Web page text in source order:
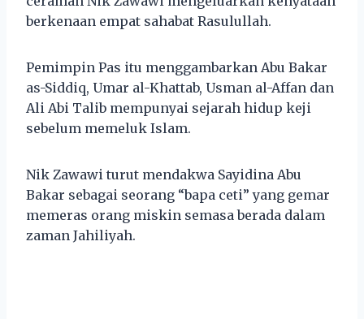
berkenaan empat sahabat Rasulullah.
Pemimpin Pas itu menggambarkan Abu Bakar
as-Siddiq, Umar al-Khattab, Usman al-Affan dan
Ali Abi Talib mempunyai sejarah hidup keji
sebelum memeluk Islam.
Nik Zawawi turut mendakwa Sayidina Abu
Bakar sebagai seorang “bapa ceti” yang gemar
memeras orang miskin semasa berada dalam
zaman Jahiliyah.